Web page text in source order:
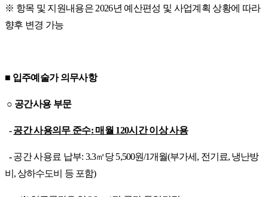
※ 항목 및 지원내용은 2026년 예산편성 및 사업계획 상황에 따라
향후 변경 가능
■ 입주예술가 의무사항
○ 공간사용 부문
-공간 사용의무 준수: 매월 120시간 이상 사용
-공간 사용료 납부:3.3㎡당5,500원/1개월(부가세 , 전기료, 냉난방
비 ,상하수도비 등 포함)